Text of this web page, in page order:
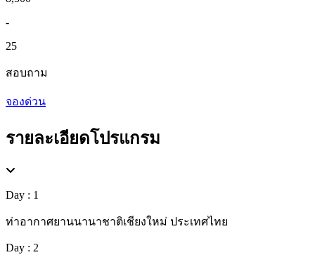
-
25
สอบถาม
จองด่วน
รายละเอียดโปรแกรม
Day : 1
ท่าอากาศยานนานาชาติเชียงใหม่ ประเทศไทย
Day : 2